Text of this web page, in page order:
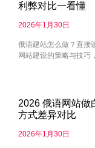
利弊对比一看懂
2026年1月30日
俄语建站怎么做？直接
网站建设的策略与技巧
2026 俄语网站做
方式差异对比
2026年1月30日